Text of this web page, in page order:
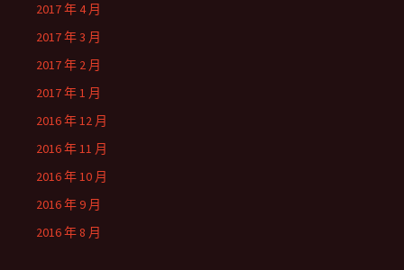
2017 年 4 月
2017 年 3 月
2017 年 2 月
2017 年 1 月
2016 年 12 月
2016 年 11 月
2016 年 10 月
2016 年 9 月
2016 年 8 月